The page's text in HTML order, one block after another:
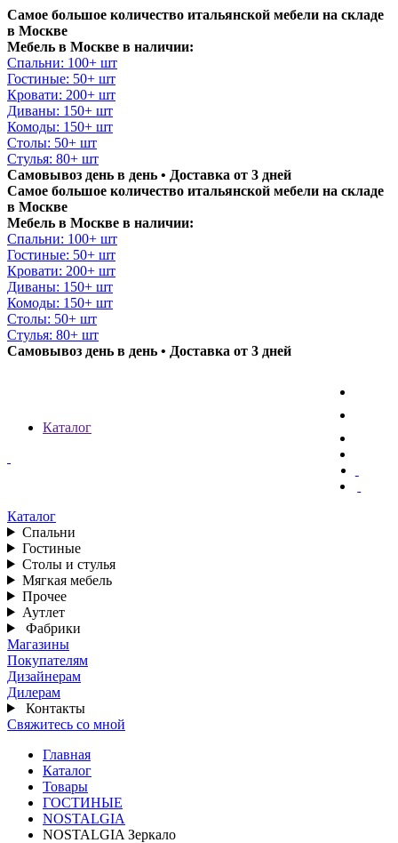
Самое большое количество итальянской мебели на складе
в Москве
Мебель в Москве в наличии:
Спальни: 100+ шт
Гостиные: 50+ шт
Кровати: 200+ шт
Диваны: 150+ шт
Комоды: 150+ шт
Столы: 50+ шт
Стулья: 80+ шт
Самовывоз день в день • Доставка от 3 дней
Самое большое количество итальянской мебели на складе
в Москве
Мебель в Москве в наличии:
Спальни: 100+ шт
Гостиные: 50+ шт
Кровати: 200+ шт
Диваны: 150+ шт
Комоды: 150+ шт
Столы: 50+ шт
Стулья: 80+ шт
Самовывоз день в день • Доставка от 3 дней
Каталог
Каталог
Спальни
Гостиные
Столы и стулья
Мягкая мебель
Прочее
Аутлет
Фабрики
Магазины
Покупателям
Дизайнерам
Дилерам
Контакты
Свяжитесь со мной
Главная
Каталог
Товары
ГОСТИНЫЕ
NOSTALGIA
NOSTALGIA Зеркало